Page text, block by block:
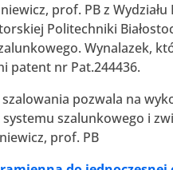
prof. PB z
Politechniki
Wynalazek,
patent nr Pat.244436.
szalowania pozwala na
szalunkowego i
prof. PB